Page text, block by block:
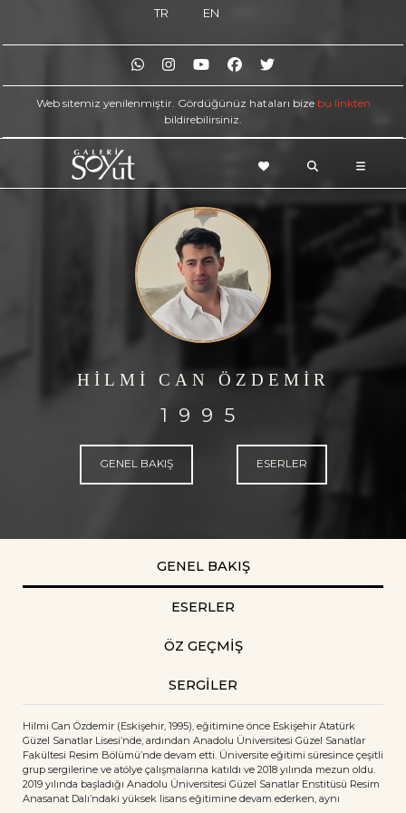
TR EN
Web sitemiz yenilenmiştir. Gördüğünüz hataları bize bu linkten
bildirebilirsiniz.
HİLMİ CAN ÖZDEMİR
1995
GENEL BAKIŞ ESERLER
GENEL BAKIŞ
ESERLER
ÖZ GEÇMİŞ
SERGİLER
Hilmi Can Özdemir (Eskişehir, 1995), eğitimine önce Eskişehir Atatürk
Güzel Sanatlar Lisesi’nde, ardından Anadolu Üniversitesi Güzel Sanatlar
Fakültesi Resim Bölümü’nde devam etti. Üniversite eğitimi süresince çeşitli
grup sergilerine ve atölye çalışmalarına katıldı ve 2018 yılında mezun oldu.
2019 yılında başladığı Anadolu Üniversitesi Güzel Sanatlar Enstitüsü Resim
Anasanat Dalı’ndaki yüksek lisans eğitimine devam ederken, aynı